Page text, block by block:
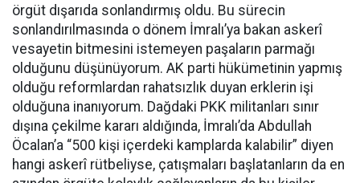
örgüt dışarıda sonlandırmış oldu. Bu sürecin
sonlandırılmasında o dönem İmralı’ya bakan askerî
vesayetin bitmesini istemeyen paşaların parmağı
olduğunu düşünüyorum. AK parti hükümetinin yapmış
olduğu reformlardan rahatsızlık duyan erklerin işi
olduğuna inanıyorum. Dağdaki PKK militanları sınır
dışına çekilme kararı aldığında, İmralı’da Abdullah
Öcalan’a “500 kişi içerdeki kamplarda kalabilir” diyen
hangi askerî rütbeliyse, çatışmaları başlatanların da en